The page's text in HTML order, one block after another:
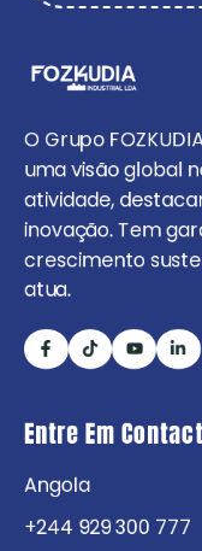
O Grupo
uma visão global
atividade,
inovação. Tem
crescimento
atua.
Entre Em
Angola
+244 929 300 777